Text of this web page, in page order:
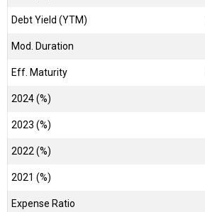
Debt Yield (YTM)
Mod. Duration
Eff. Maturity
2024 (%)
2023 (%)
2022 (%)
2021 (%)
Expense Ratio